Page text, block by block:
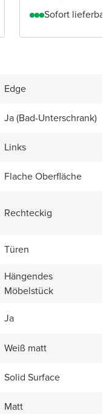
Sofort lieferbar
Edge
Ja (Bad-Unterschrank)
Links
Flache Oberfläche
Rechteckig
Türen
Hängendes
Möbelstück
Ja
Weiß matt
Solid Surface
Matt